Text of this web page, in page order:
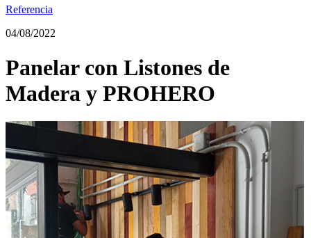
Referencia
04/08/2022
Panelar con Listones de
Madera y PROHERO